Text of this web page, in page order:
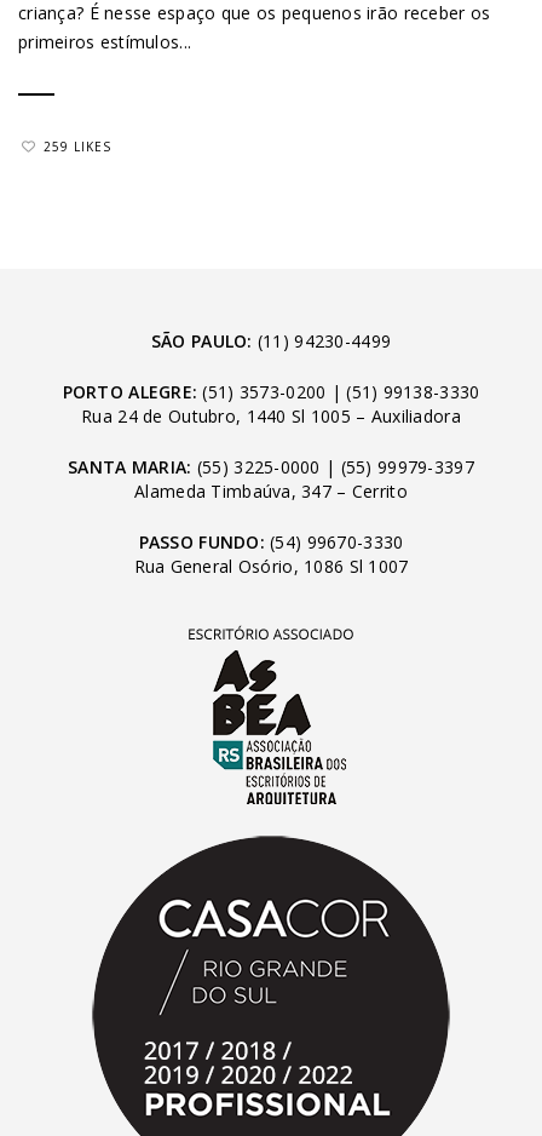
criança? É nesse espaço que os pequenos irão receber os
primeiros estímulos...
259 LIKES
SÃO PAULO: (11) 94230-4499
PORTO ALEGRE: (51) 3573-0200 |(51) 99138-3330
Rua 24 de Outubro, 1440 Sl 1005 – Auxiliadora
SANTA MARIA: (55) 3225-0000 | (55) 99979-3397
Alameda Timbaúva, 347 – Cerrito
PASSO FUNDO: (54) 99670-3330
Rua General Osório, 1086 Sl 1007